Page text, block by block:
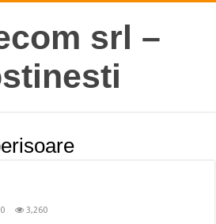
0 3,260